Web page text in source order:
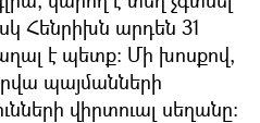
Հենրիխն արդեն 31
է պետք: Մի խոսքով,
պայմանների
վիրտուալ սեղանը: